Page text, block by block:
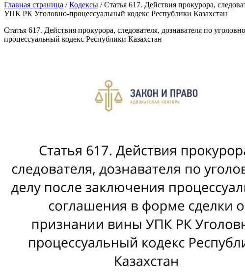
Главная страница /Кодексы /Статья 617. Действия прокурора,
УПК РК Уголовно-процессуальный кодекс Республики Казахстан
Статья 617. Действия прокурора, следователя, дознавателя по
процессуальный кодекс Республики Казахстан